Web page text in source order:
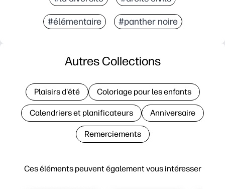
#élémentaire #panther noire
Ces éléments peuvent également vous intéresser
Autres Collections
Plaisirs d'été Coloriage pour les enfants
Calendriers et planificateurs Anniversaire
Remerciements